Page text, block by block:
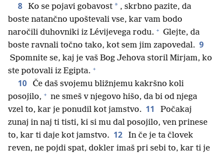
8 Ko se pojavi gobavost * , skrbno pazite, da
boste natančno upoštevali vse, kar vam bodo
naročili duhovniki iz Lévijevega rodu. + Glejte, da
boste ravnali točno tako, kot sem jim zapovedal. 9
Spomnite se, kaj je vaš Bog Jehova storil Mirjam, ko
ste potovali iz Egipta. +
10
Če daš svojemu bližnjemu kakršno koli
posojilo, + ne smeš v njegovo hišo, da bi od njega
vzel to, kar je ponudil kot jamstvo. 11
Počakaj
zunaj in naj ti tisti, ki si mu dal posojilo, ven prinese
to, kar ti daje kot jamstvo. 12
In če je ta človek
reven, ne pojdi spat, dokler imaš pri sebi to, kar ti je